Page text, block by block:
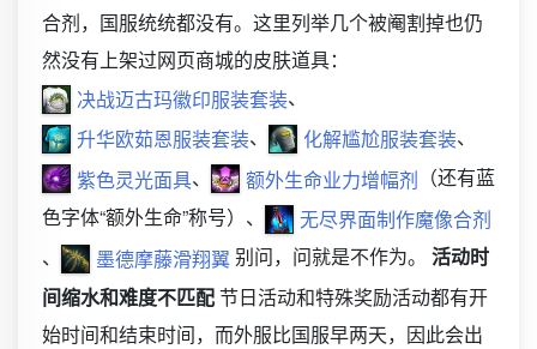
合剂，国服统统都没有。这里列举几个被阉割掉也仍
然没有上架过网页商城的皮肤道具：
决战迈古玛徽印服装套装、
升华欧茹恩服装套装、 化解尴尬服装套装、
紫色灵光面具、 额外生命业力增幅剂 （还有蓝
色字体“额外生命”称号）、
无尽界面制作魔像合剂
、
墨德摩藤滑翔翼别问，问就是不作为。 活动时
间缩水和难度不匹配节日活动和特殊奖励活动都有开
始时间和结束时间，而外服比国服早两天，因此会出